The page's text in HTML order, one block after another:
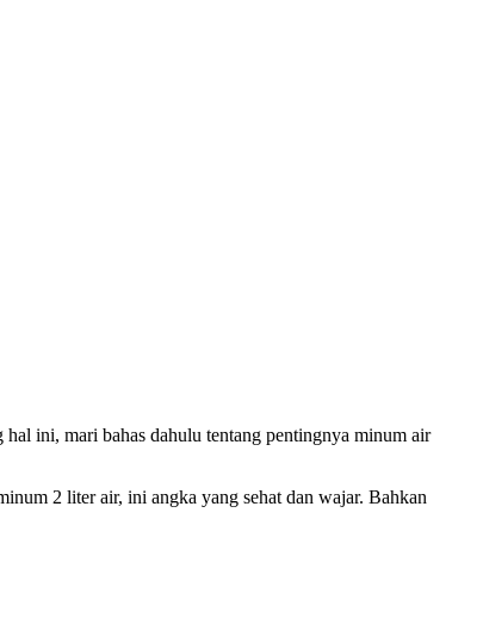
ini, mari bahas dahulu tentang pentingnya minum air
2 liter air, ini angka yang sehat dan wajar. Bahkan